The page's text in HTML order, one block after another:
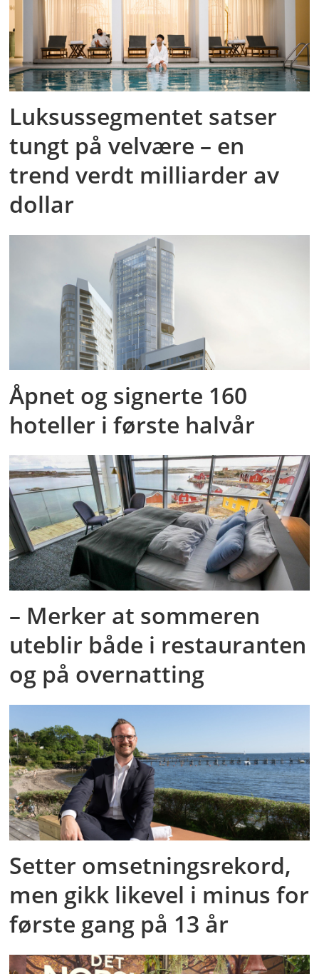
Luksussegmentet satser
tungt på velvære – en
trend verdt milliarder av
dollar
Åpnet og signerte 160
hoteller i første halvår
– Merker at sommeren
uteblir både i restauranten
og på overnatting
Setter omsetningsrekord,
men gikk likevel i minus for
første gang på 13 år